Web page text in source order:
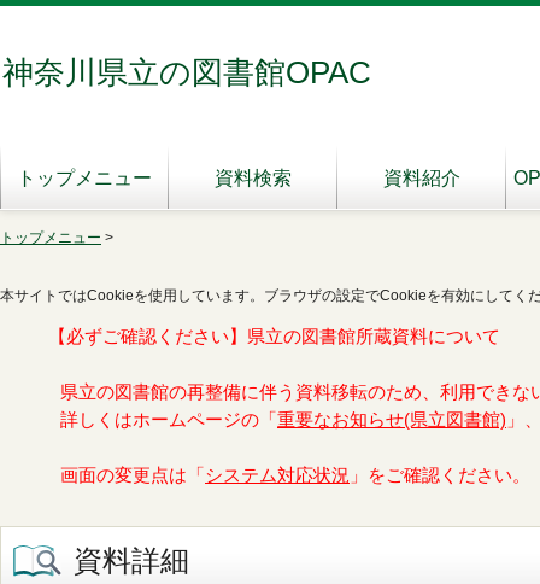
神奈川県立の図書館OPAC
トップメニュー 資料検索 資料紹介
トップメニュー >
本サイトではCookieを使用しています。ブラウザの設定でCookieを有効にしてく
【必ずご確認ください】県立の図書館所蔵資料について
県立の図書館の再整備に伴う資料移転のため、利用できな
詳しくはホームページの「 重要なお知らせ(県立図書館) 」
画面の変更点は「 システム対応状況 」をご確認ください。
資料詳細